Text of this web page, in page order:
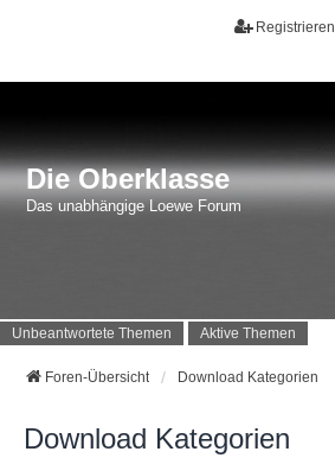
Registrieren
Die Oberklasse
Das unabhängige Loewe Forum
Unbeantwortete Themen Aktive Themen
Foren-Übersicht Download Kategorien
Download Kategorien